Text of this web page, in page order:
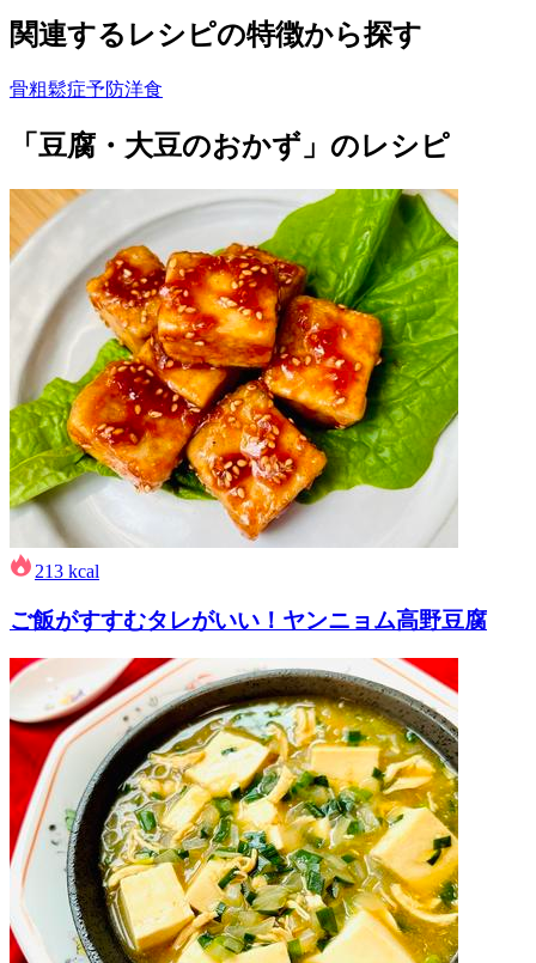
関連するレシピの特徴から探す
骨粗鬆症予防洋食
「豆腐・大豆のおかず」のレシピ
213 kcal
ご飯がすすむタレがいい！ヤンニョム高野豆腐